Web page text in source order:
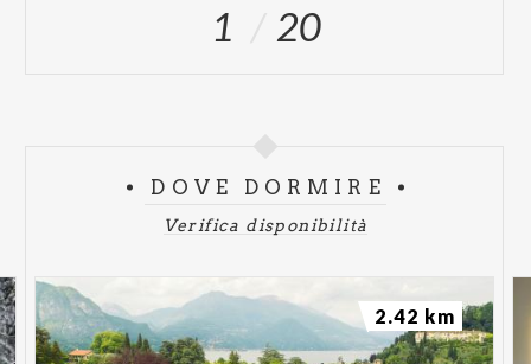
1 20
DOVE DORMIRE
Verifica disponibilità
2.42 km